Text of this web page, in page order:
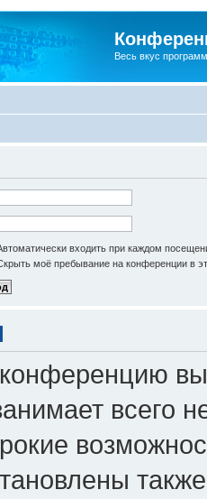
Весь вкус
входить при каждом
моё пребывание на конференции в
всего